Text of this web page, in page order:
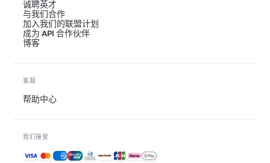
诚聘英才
与我们合作
加入我们的联盟计划
成为 API 合作伙伴
博客
客服
帮助中心
我们接受
接受的付款方式